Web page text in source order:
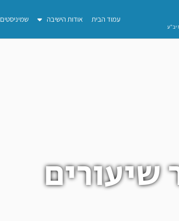
יב"ע
עמוד הבית אודות הישיבה שמיניסטים
שיעורים